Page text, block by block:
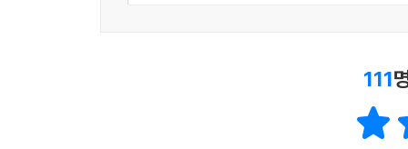
111